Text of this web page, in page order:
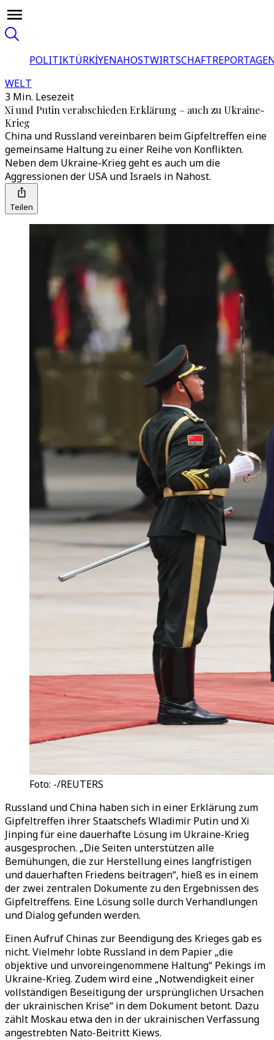
POLITIKTÜRKİYENAHOSTWIRTSCHAFT
WELT
3 Min. Lesezeit
Xi und Putin verabschieden Erklärung – auch zu Ukraine-
Krieg
China und Russland vereinbaren beim Gipfeltreffen eine
gemeinsame Haltung zu einer Reihe von Konflikten.
Neben dem Ukraine-Krieg geht es auch um die
Aggressionen der USA und Israels in Nahost.
Teilen
Foto: -/REUTERS
Russland und China haben sich in einer Erklärung zum
Gipfeltreffen ihrer Staatschefs Wladimir Putin und Xi
Jinping für eine dauerhafte Lösung im Ukraine-Krieg
ausgesprochen. „Die Seiten unterstützen alle
Bemühungen, die zur Herstellung eines langfristigen
und dauerhaften Friedens beitragen“, hieß es in einem
der zwei zentralen Dokumente zu den Ergebnissen des
Gipfeltreffens. Eine Lösung solle durch Verhandlungen
und Dialog gefunden werden.
Einen Aufruf Chinas zur Beendigung des Krieges gab es
nicht. Vielmehr lobte Russland in dem Papier „die
objektive und unvoreingenommene Haltung“ Pekings im
Ukraine-Krieg. Zudem wird eine „Notwendigkeit einer
vollständigen Beseitigung der ursprünglichen Ursachen
der ukrainischen Krise“ in dem Dokument betont. Dazu
zählt Moskau etwa den in der ukrainischen Verfassung
angestrebten Nato-Beitritt Kiews.